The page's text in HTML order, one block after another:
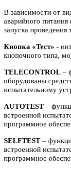
В зависимости от
аварийного
запуска проведения
Кнопка «Тест» -
кнопочного типа,
TELECONTROL –
оборудованы
испытательному
AUTOTEST –
встроенной
программное
SELFTEST –
встроенной
программное